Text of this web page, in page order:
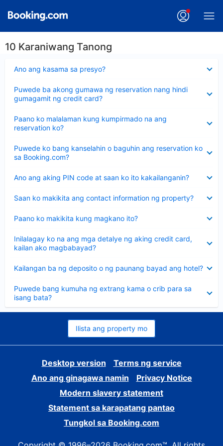
10 Karaniwang Tanong
Ano ang kasama sa presyo?
ang
Puwede ba akong gumawa ng reservation nang hindi
gumagamit ng credit card?
ang
sagot
Paano ko malalaman kung kumpirmado na ang
reservation ko?
ang
sagot
Puwede ko bang kanselahin o baguhin ang reservation ko
sa Booking.com?
ang
sagot
Ano ang aking PIN code at saan ko ito kakailanganin?
ang
Saan ko makikita ang contact information ng property?
ang
Paano ko makikita kung magkano ito?
ang
Inilalagay ko na ang mga detalye ng aking credit card,
kailan ako magbabayad?
ang
sagot
Kailangan ba ng deposito o ng paunang bayad ang hotel?
ang
Puwede bang kumuha ng extrang kama o crib para sa
isang bata?
ang
sagot
Ilista ang property mo
Desktop version
Terms ng service
Ano ang ginagawa namin
Privacy Notice
Modern slavery statement
Statement sa karapatang pantao
Tungkol sa Booking.com